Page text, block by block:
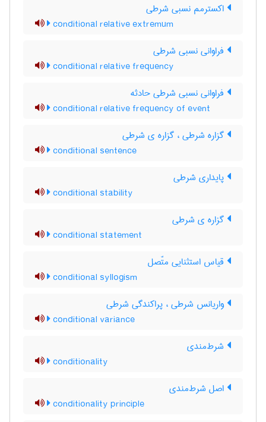
اکسترمم نسبی شرطی
conditional relative extremum
فراوانی نسبی شرطی
conditional relative frequency
فراوانی نسبی شرطی حادثه
conditional relative frequency of event
گزاره شرطی ، گزاره ی شرطی
conditional sentence
پایداری شرطی
conditional stability
گزاره ی شرطی
conditional statement
قیاس استثنایی متّصل
conditional syllogism
واریانس شرطی ، پراکندگی شرطی
conditional variance
شرط‌مندی
conditionality
اصل شرط‌مندی
conditionality principle